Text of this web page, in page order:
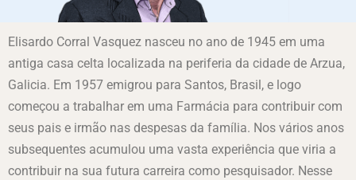
Elisardo Corral Vasquez nasceu no ano de 1945 em uma
antiga casa celta localizada na periferia da cidade de Arzua,
Galicia. Em 1957 emigrou para Santos, Brasil, e logo
começou a trabalhar em uma Farmácia para contribuir com
seus pais e irmão nas despesas da família. Nos vários anos
subsequentes acumulou uma vasta experiência que viria a
contribuir na sua futura carreira como pesquisador. Nesse